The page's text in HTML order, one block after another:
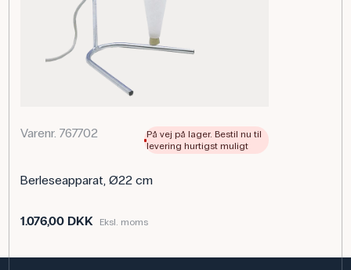
Varenr. 767702
På vej på lager. Bestil nu til
levering hurtigst muligt
Berleseapparat, Ø22 cm
1.076,00 DKK Eksl. moms